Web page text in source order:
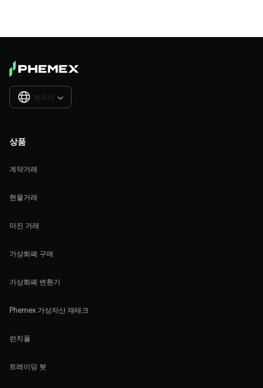
한국어 
상품
계약거래
현물거래
마진 거래
가상화폐 구매
가상화폐 변환기
Phemex 가상자산 재테크
런치풀
트레이딩 봇